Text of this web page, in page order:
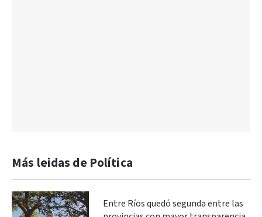
Más leidas de Política
Entre Ríos quedó segunda entre las